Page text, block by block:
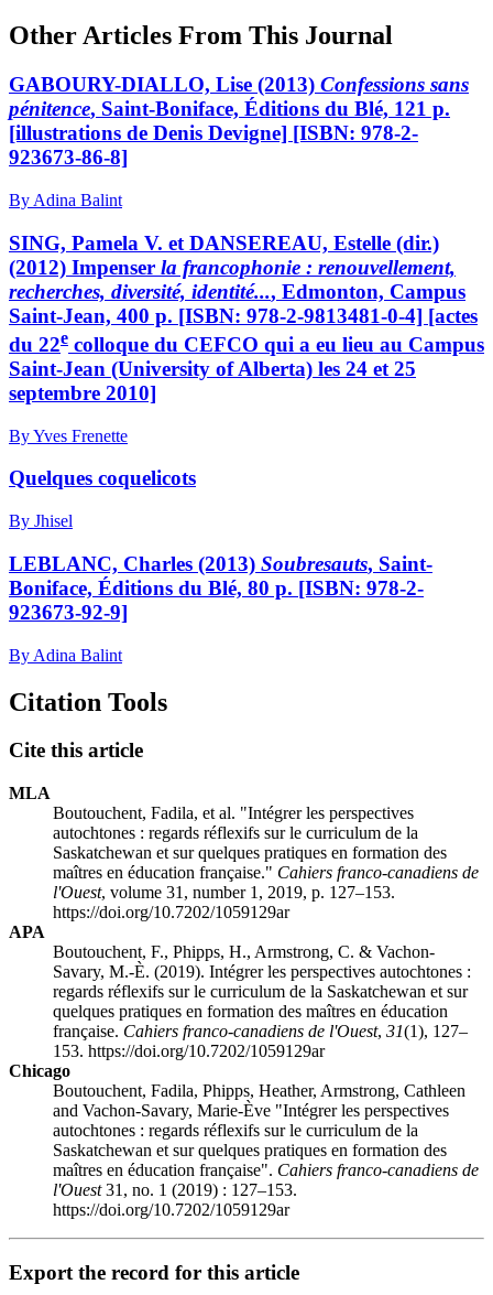
Other Articles From This Journal
GABOURY-DIALLO, Lise (2013) Confessions sans
pénitence, Saint-Boniface, Éditions du Blé, 121 p.
[illustrations de Denis Devigne] [ISBN: 978-2-
923673-86-8]
By Adina Balint
SING, Pamela V. et DANSEREAU, Estelle (dir.)
(2012) Impenser la francophonie : renouvellement,
recherches, diversité, identité..., Edmonton, Campus
Saint-Jean, 400 p. [ISBN: 978-2-9813481-0-4] [actes
du 22e colloque du CEFCO qui a eu lieu au Campus
Saint-Jean (University of Alberta) les 24 et 25
septembre 2010]
By Yves Frenette
Quelques coquelicots
By Jhisel
LEBLANC, Charles (2013) Soubresauts, Saint-
Boniface, Éditions du Blé, 80 p. [ISBN: 978-2-
923673-92-9]
By Adina Balint
Citation Tools
Cite this article
MLA
Boutouchent, Fadila, et al. "Intégrer les perspectives
autochtones : regards réflexifs sur le curriculum de la
Saskatchewan et sur quelques pratiques en formation des
maîtres en éducation française." Cahiers franco-canadiens de
l'Ouest, volume 31, number 1, 2019, p. 127–153.
https://doi.org/10.7202/1059129ar
APA
Boutouchent, F., Phipps, H., Armstrong, C. & Vachon-
Savary, M.-È. (2019). Intégrer les perspectives autochtones :
regards réflexifs sur le curriculum de la Saskatchewan et sur
quelques pratiques en formation des maîtres en éducation
française. Cahiers franco-canadiens de l'Ouest, 31(1), 127–
153. https://doi.org/10.7202/1059129ar
Chicago
Boutouchent, Fadila, Phipps, Heather, Armstrong, Cathleen
and Vachon-Savary, Marie-Ève "Intégrer les perspectives
autochtones : regards réflexifs sur le curriculum de la
Saskatchewan et sur quelques pratiques en formation des
maîtres en éducation française". Cahiers franco-canadiens de
l'Ouest31, no. 1 (2019) : 127–153.
https://doi.org/10.7202/1059129ar
Export the record for this article